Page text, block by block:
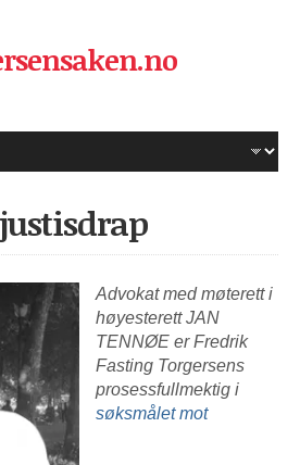
Advokat med møterett i
høyesterett JAN
TENNØE er Fredrik
Fasting Torgersens
prosessfullmektig i
søksmålet mot